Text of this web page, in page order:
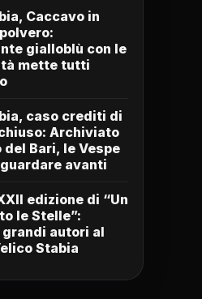
Caccavo in
gialloblù con le
mette tutti
caso crediti di
Archiviato
del Bari, le Vespe
avanti
edizione di “Un
le Stelle”:
autori al
Stabia